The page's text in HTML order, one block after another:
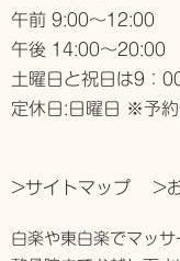
午前 9:00～12:00
午後 14:00～20:00
土曜日と祝日は9：
定休日:日曜日 ※予約
>サイトマップ >
白楽や東白楽でマッ